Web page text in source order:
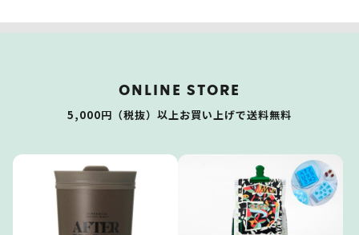
ONLINE STORE
5,000円（税抜）以上お買い上げで送料無料